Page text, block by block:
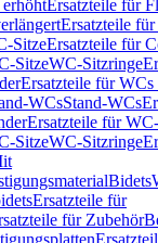
Ersatzteile für
Ersatzteile
SitzeErsatzteile für
SitzeWC-Sitzringe
Ersatzteile für
WCsStand-WCs
Ersatzteile für
SitzeWC-Sitzringe
Bidets
Ersatzteile für
für Zubehör